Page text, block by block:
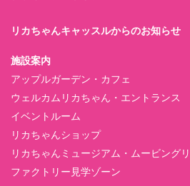
リカちゃんキャッスルからのお知らせ
施設案内
アップルガーデン・カフェ
ウェルカムリカちゃん・エントランス
イベントルーム
リカちゃんショップ
リカちゃんミュージアム・ムービング
ファクトリー見学ゾーン